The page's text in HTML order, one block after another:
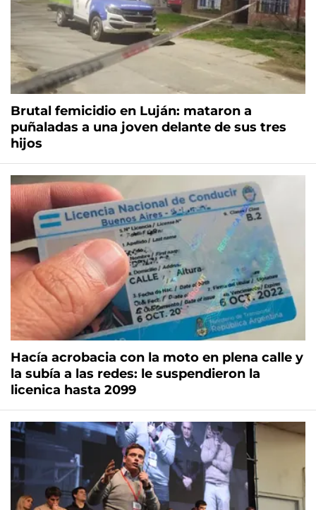
Brutal femicidio en Luján: mataron a
puñaladas a una joven delante de sus tres
hijos
Hacía acrobacia con la moto en plena calle y
la subía a las redes: le suspendieron la
licenica hasta 2099